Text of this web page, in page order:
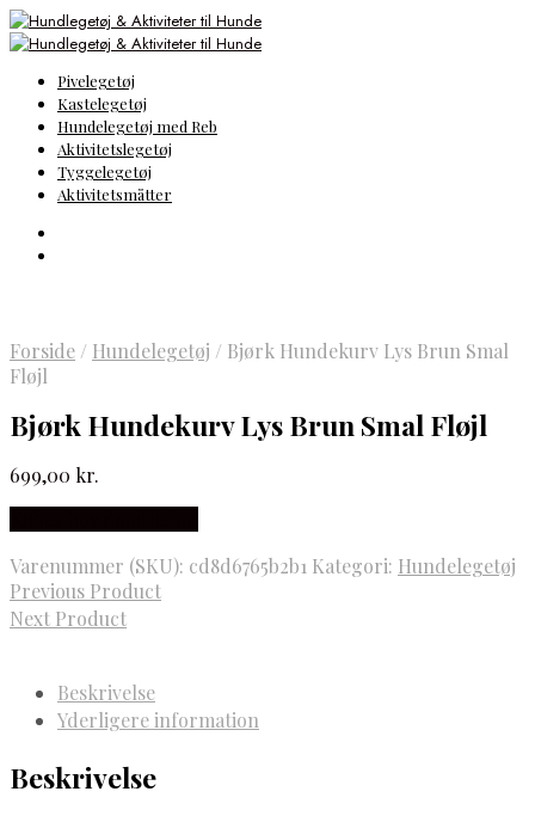
Pivelegetøj
Kastelegetøj
Hundelegetøj med Reb
Aktivitetslegetøj
Tyggelegetøj
Aktivitetsmåtter
Forside / Hundelegetøj / Bjørk Hundekurv Lys Brun Smal
Fløjl
Bjørk Hundekurv Lys Brun Smal Fløjl
699,00 kr.
Varenummer (SKU): cd8d6765b2b1 Kategori: Hundelegetøj
Previous Product
Next Product
Beskrivelse
Yderligere information
Beskrivelse